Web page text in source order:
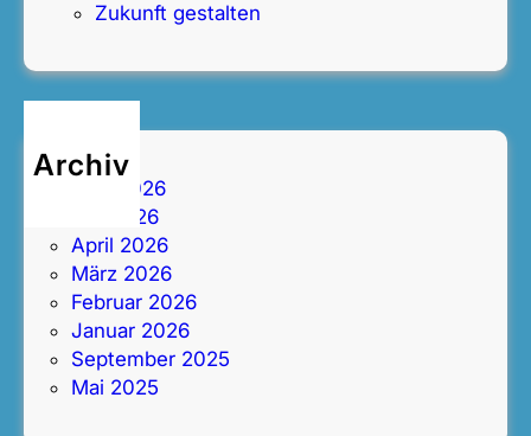
Zukunft gestalten
Archiv
Juni 2026
Mai 2026
April 2026
März 2026
Februar 2026
Januar 2026
September 2025
Mai 2025